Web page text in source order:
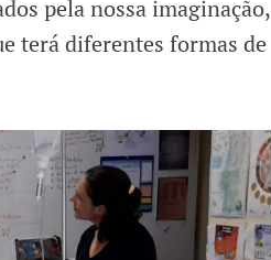
pela nossa imaginação,
terá diferentes formas de